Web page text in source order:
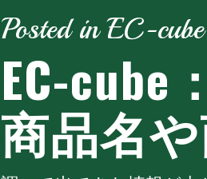
Posted in EC-cube
EC-
商品名